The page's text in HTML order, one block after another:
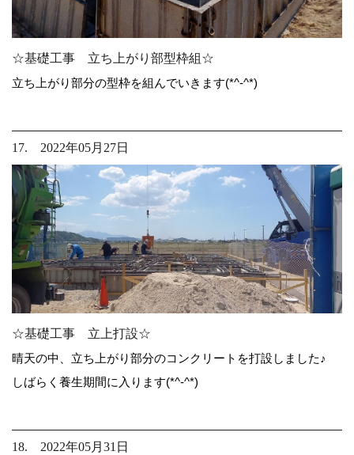
☆基礎工事 立ち上がり部型枠組☆
立ち上がり部分の型枠を組んでいきます(*^-^*)
17. 2022年05月27日
☆基礎工事 立上打設☆
晴天の中、立ち上がり部分のコンクリートを打設しました♪
しばらく養生期間に入ります(*^-^*)
18. 2022年05月31日